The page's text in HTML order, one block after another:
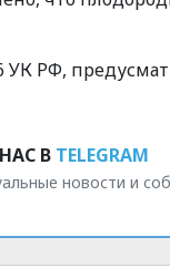
УК РФ,
В TELEGRAM
новости и